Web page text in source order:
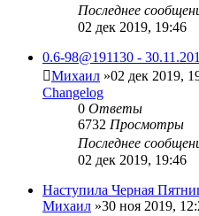
Последнее
02 дек 2019, 19:46
0.6-98@191130 -
Михаил »02 дек 2019,
Changelog
0 Ответы
6732 Просмотры
Последнее
02 дек 2019, 19:46
Наступила Черная
Михаил »30 ноя 2019,